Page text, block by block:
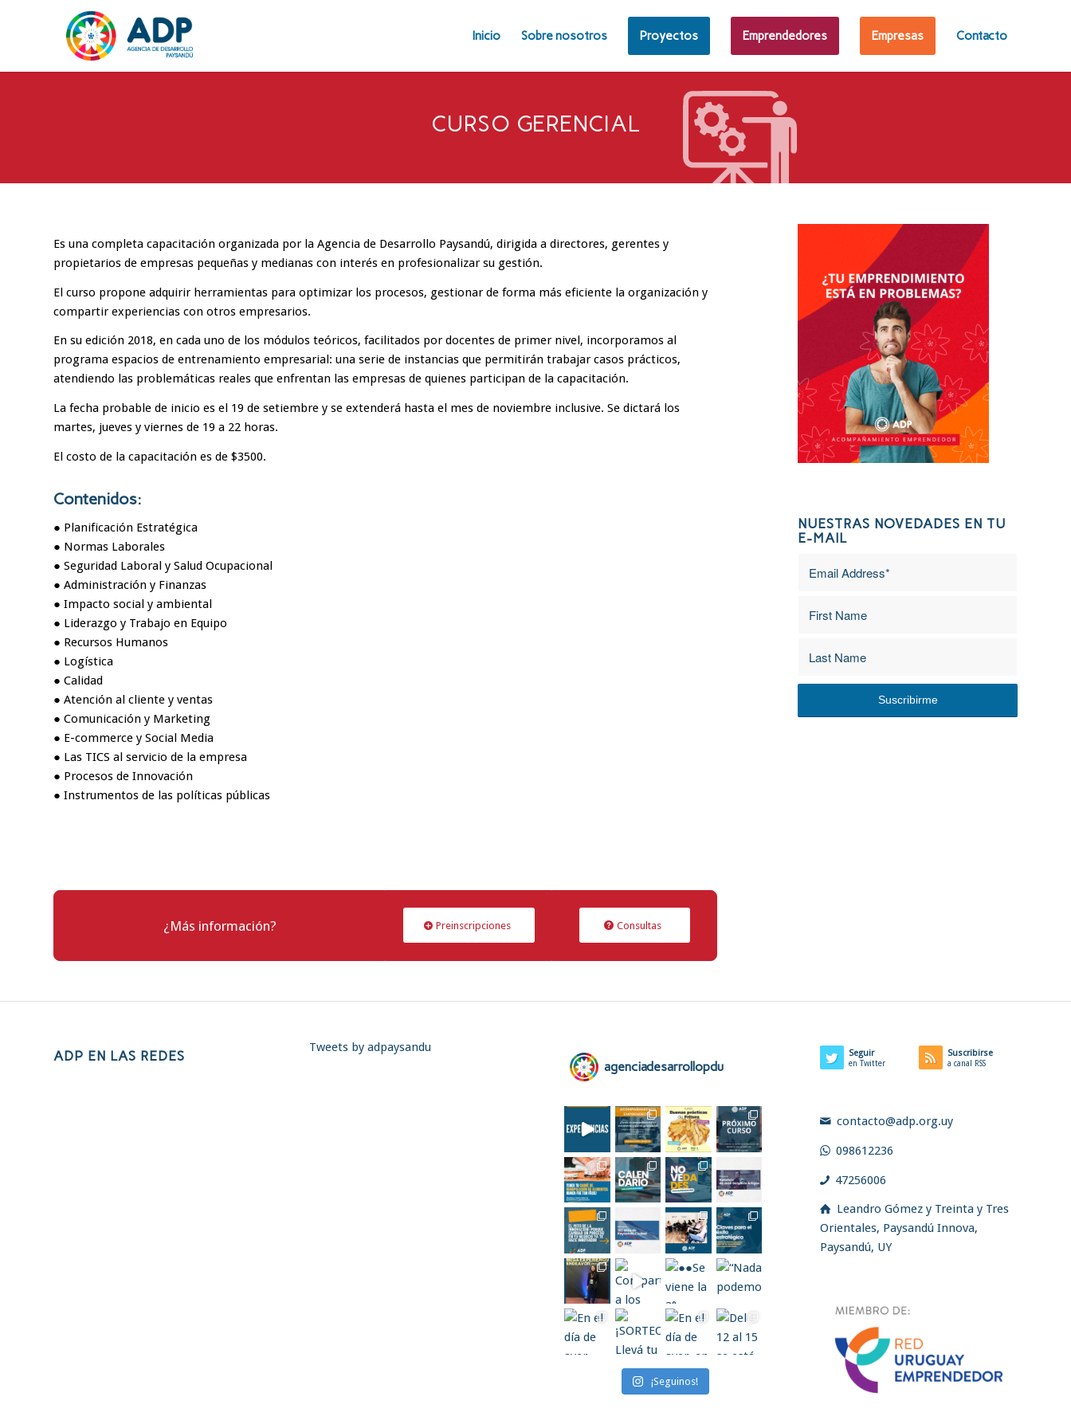
Inicio Sobre nosotros Proyectos Emprendedores Empresas Contacto
CURSO GERENCIAL
Es una completa capacitación organizada por la Agencia de Desarrollo Paysandú, dirigida a directores, gerentes y
propietarios de empresas pequeñas y medianas con interés en profesionalizar su gestión.
El curso propone adquirir herramientas para optimizar los procesos, gestionar de forma más eficiente la organización y
compartir experiencias con otros empresarios.
En su edición 2018, en cada uno de los módulos teóricos, facilitados por docentes de primer nivel, incorporamos al
programa espacios de entrenamiento empresarial: una serie de instancias que permitirán trabajar casos prácticos,
atendiendo las problemáticas reales que enfrentan las empresas de quienes participan de la capacitación.
La fecha probable de inicio es el 19 de setiembre y se extenderá hasta el mes de noviembre inclusive. Se dictará los
martes, jueves y viernes de 19 a 22 horas.
El costo de la capacitación es de $3500.
Contenidos:
● Planificación Estratégica
● Normas Laborales
● Seguridad Laboral y Salud Ocupacional
● Administración y Finanzas
● Impacto social y ambiental
● Liderazgo y Trabajo en Equipo
● Recursos Humanos
● Logística
● Calidad
● Atención al cliente y ventas
● Comunicación y Marketing
● E-commerce y Social Media
● Las TICS al servicio de la empresa
● Procesos de Innovación
● Instrumentos de las políticas públicas
¿Más información? Preinscripciones Consultas
NUESTRAS NOVEDADES EN TU
E-MAIL
ADP EN LAS REDES
Tweets by adpaysandu
agenciadesarrollopdu
¡Seguinos!
Seguir
en Twitter
Suscribirse
a canal RSS
contacto@adp.org.uy
098612236
47256006
Leandro Gómez y Treinta y Tres
Orientales, Paysandú Innova,
Paysandú, UY